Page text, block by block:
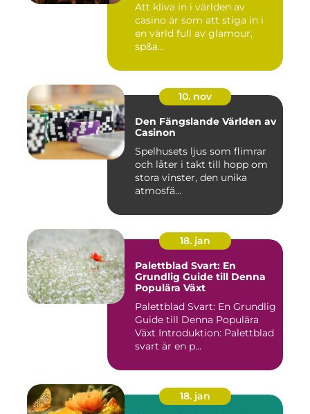
Att kliva in i världen av
casino är som att stiga in i
en värld full av glamour,
sp&a...
10. nov
Den Fängslande Världen av
Casinon
Spelhusets ljus som flimrar
och låter i takt till hopp om
stora vinster, den unika
atmosfä...
18. jan
Palettblad Svart: En
Grundlig Guide till Denna
Populära Växt
Palettblad Svart: En Grundlig
Guide till Denna Populära
Växt Introduktion: Palettblad
svart är en p...
18. jan